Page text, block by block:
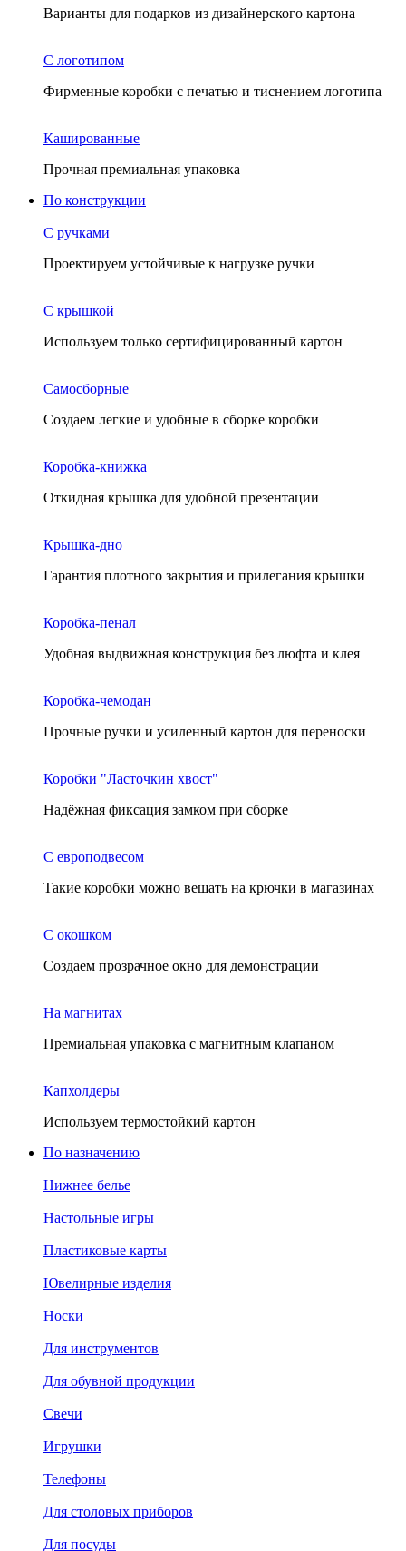
Варианты для подарков из дизайнерского картона
С логотипом
Фирменные коробки с печатью и тиснением логотипа
Кашированные
Прочная премиальная упаковка
По конструкции
С ручками
Проектируем устойчивые к нагрузке ручки
С крышкой
Используем только сертифицированный картон
Самосборные
Создаем легкие и удобные в сборке коробки
Коробка-книжка
Откидная крышка для удобной презентации
Крышка-дно
Гарантия плотного закрытия и прилегания крышки
Коробка-пенал
Удобная выдвижная конструкция без люфта и клея
Коробка-чемодан
Прочные ручки и усиленный картон для переноски
Коробки "Ласточкин хвост"
Надёжная фиксация замком при сборке
С европодвесом
Такие коробки можно вешать на крючки в магазинах
С окошком
Создаем прозрачное окно для демонстрации
На магнитах
Премиальная упаковка с магнитным клапаном
Капхолдеры
Используем термостойкий картон
По назначению
Нижнее белье
Настольные игры
Пластиковые карты
Ювелирные изделия
Носки
Для инструментов
Для обувной продукции
Свечи
Игрушки
Телефоны
Для столовых приборов
Для посуды